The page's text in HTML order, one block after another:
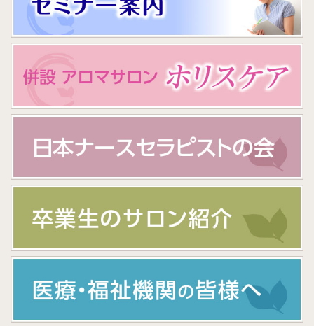
十分、こちらの状態をお伝えできたと思います。もちろ
ん、トリートメントもとても心地良く、「これからこちら
にお任せしてみよう!」という気になれました。トリート
メント後は、脱力感とだるさがありましたが、深い睡眠が
得られました。PMSに関しては、ちょうどイライラ感やむ
くみが出ている頃でした。トリートメントによってむくみ
適に生理を迎えられたように思います。
2回目はフェイスマッサージもしていただきましたが、オ
イルの香りが身体の芯まで行き渡る感じがしました。ま
ど、手の平につけてこすって嗅いだりして助けられまし
3回目は、かなり安定した体調・精神状態でのトリートメ
ントでした。緊張感もかなりなくなり、力を抜くことにも
慣れてきたようです。今回は、特に首の裏のトリートメン
トの効果があったように思います。ソフトなマッサージな